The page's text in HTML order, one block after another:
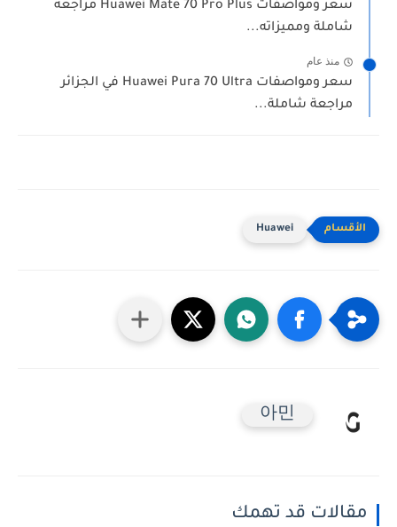
سعر ومواصفات Huawei Mate 70 Pro Plus مراجعة
شاملة ومميزاته...
منذ عام
سعر ومواصفات Huawei Pura 70 Ultra في الجزائر
مراجعة شاملة...
Huawei
아민
مقالات قد تهمك